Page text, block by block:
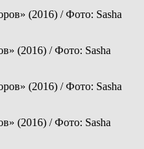
(2016) / Фото: Sasha
(2016) / Фото: Sasha